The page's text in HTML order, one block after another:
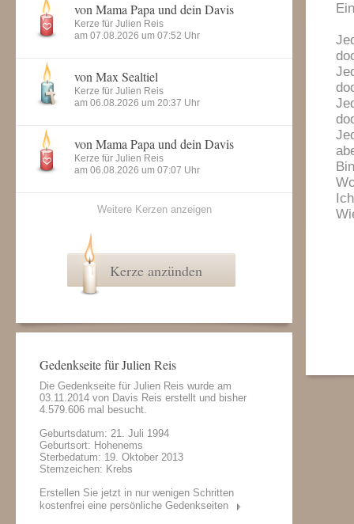
von Mama Papa und dein Davis
Kerze für Julien Reis
am 07.08.2026 um 07:52 Uhr
von Max Sealtiel
Kerze für Julien Reis
am 06.08.2026 um 20:37 Uhr
von Mama Papa und dein Davis
Kerze für Julien Reis
am 06.08.2026 um 07:07 Uhr
Weitere Kerzen anzeigen
Kerze anzünden
Gedenkseite für Julien Reis
Die Gedenkseite für Julien Reis wurde am
03.11.2014 von Davis Reis erstellt und bisher
4.579.606 mal besucht.
Geburtsdatum: 21. Juli 1994
Geburtsort: Hohenems
Sterbedatum: 19. Oktober 2013
Sternzeichen: Krebs
Erstellen Sie jetzt in nur wenigen Schritten
kostenfrei eine persönliche Gedenkseiten